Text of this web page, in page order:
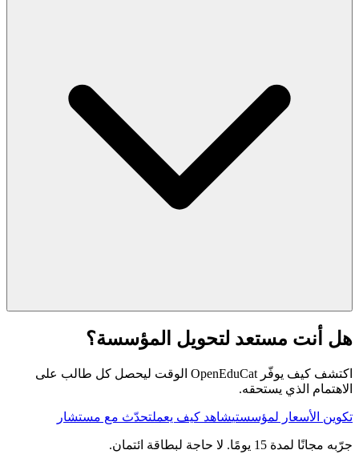
هل أنت مستعد لتحويل المؤسسة؟
اكتشف كيف يوفّر OpenEduCat الوقت ليحصل كل طالب على
الاهتمام الذي يستحقه.
تكوين الأسعار لمؤسستيشاهد كيف يعملتحدّث مع مستشار
جرّبه مجانًا لمدة 15 يومًا. لا حاجة لبطاقة ائتمان.